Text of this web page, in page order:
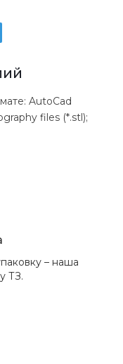
AutoCad
files (*.stl);
– наша
ТЗ.